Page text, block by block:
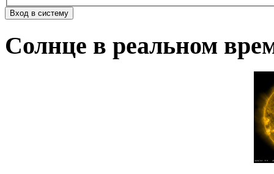
Солнце в реальном